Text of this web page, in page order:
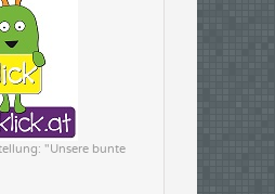
"Unsere bunte